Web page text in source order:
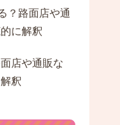
？路面店や通
に解釈
店や通販な
釈